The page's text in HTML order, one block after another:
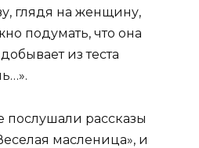
глядя на женщину,
подумать, что она
из теста
послушали рассказы
масленица», и